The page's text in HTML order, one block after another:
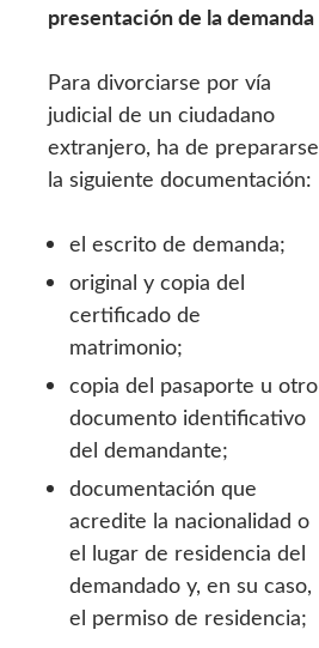
presentación de la demanda
Para divorciarse por vía
judicial de un ciudadano
extranjero, ha de prepararse
la siguiente documentación:
el escrito de demanda;
original y copia del
certificado de
matrimonio;
copia del pasaporte u otro
documento identificativo
del demandante;
documentación que
acredite la nacionalidad o
el lugar de residencia del
demandado y, en su caso,
el permiso de residencia;